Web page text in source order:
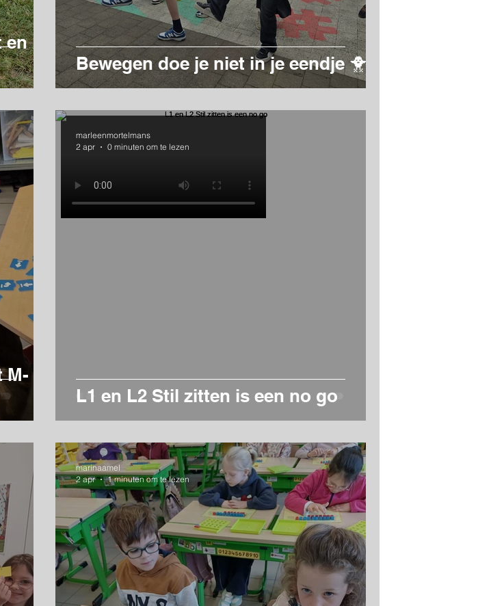
en
Bewegen doe je niet in je eendje 🐥
M-
L1 en L2 Stil zitten is een no go
marleenmortelmans
2 apr
0 minuten om te lezen
marinaamel
2 apr
1 minuten om te lezen